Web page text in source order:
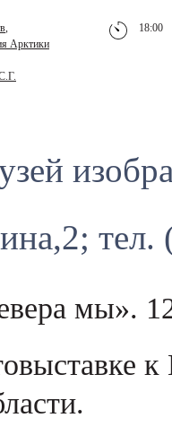
,
Арктики
18:00
мы».
к